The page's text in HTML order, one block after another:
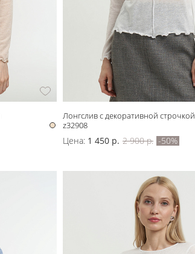
Лонгслив с декоративной строчкой
z32908
Цена: 1 450 р. 2 900 р. -50%